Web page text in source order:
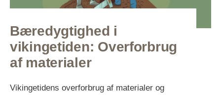
Bæredygtighed i
vikingetiden: Overforbrug
af materialer
Vikingetidens overforbrug af materialer og